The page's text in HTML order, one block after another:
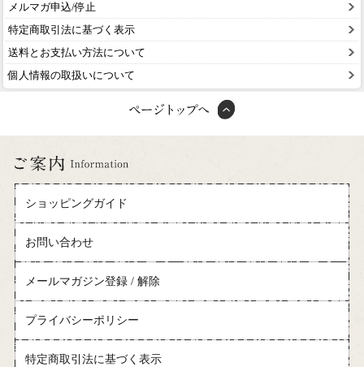
メルマガ申込/停止
特定商取引法に基づく表示
送料とお支払い方法について
個人情報の取扱いについて
ショッピングガイド
お問い合わせ
メールマガジン登録 / 解除
プライバシーポリシー
特定商取引法に基づく表示